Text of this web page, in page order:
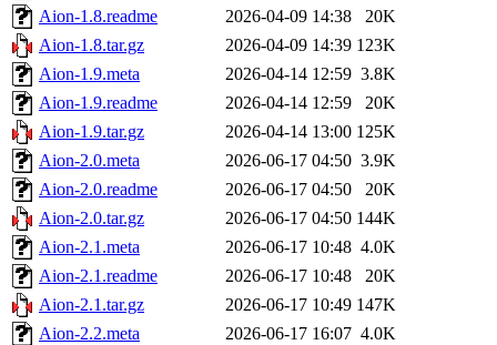
Aion-1.8.readme
2026-04-09 14:38
20K
Aion-1.8.tar.gz
2026-04-09 14:39 123K
Aion-1.9.meta
2026-04-14 12:59 3.8K
Aion-1.9.readme
2026-04-14 12:59
20K
Aion-1.9.tar.gz
2026-04-14 13:00 125K
Aion-2.0.meta
2026-06-17 04:50 3.9K
Aion-2.0.readme
2026-06-17 04:50
20K
Aion-2.0.tar.gz
2026-06-17 04:50 144K
Aion-2.1.meta
2026-06-17 10:48 4.0K
Aion-2.1.readme
2026-06-17 10:48
20K
Aion-2.1.tar.gz
2026-06-17 10:49 147K
Aion-2.2.meta
2026-06-17 16:07 4.0K